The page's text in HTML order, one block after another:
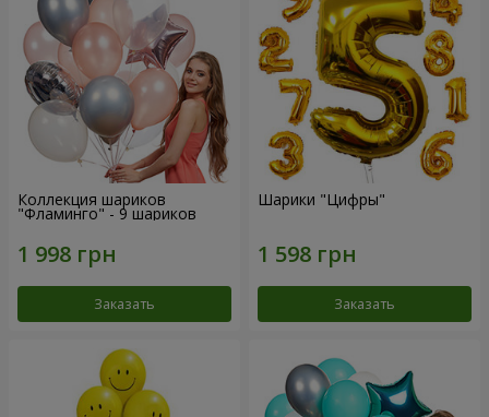
Коллекция шариков
"Фламинго" - 9 шариков
Заказать
Шарики "Цифры"
Заказать